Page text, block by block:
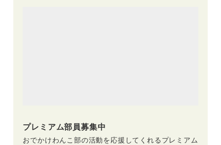
プレミアム部員募集中
おでかけわんこ部の活動を応援してくれるプレミアム